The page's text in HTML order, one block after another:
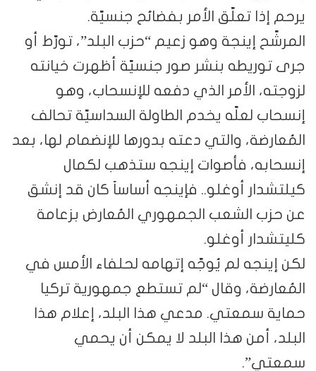
يرحم إذا تعلّق الأمر بفضائح جنسيّة.
المرشّح إينجة وهو زعيم “حزب البلد”، تورّط أو
جرى توريطه بنشر صور جنسيّة أظهرت خيانته
لزوجته، الأمر الذي دفعه للإنسحاب، وهو
إنسحاب لعلّه يخدم الطاولة السداسيّة تحالف
المُعارضة، والتي دعته بدورها للإنضمام لها، بعد
إنسحابه، فأصوات إينجه ستذهب لكمال
كيلتشدار أوغلو.. فإينجه أساساً كان قد إنشق
عن حزب الشعب الجمهوري المُعارض بزعامة
كليتشدار أوغلو.
لكن إينجه لم يُوجّه إتهامه لحلفاء الأمس في
المُعارضة، وقال “لم تستطع جمهورية تركيا
حماية سمعتي. مدعي هذا البلد، إعلام هذا
البلد، أمن هذا البلد لا يمكن أن يحمي
سمعتي”.